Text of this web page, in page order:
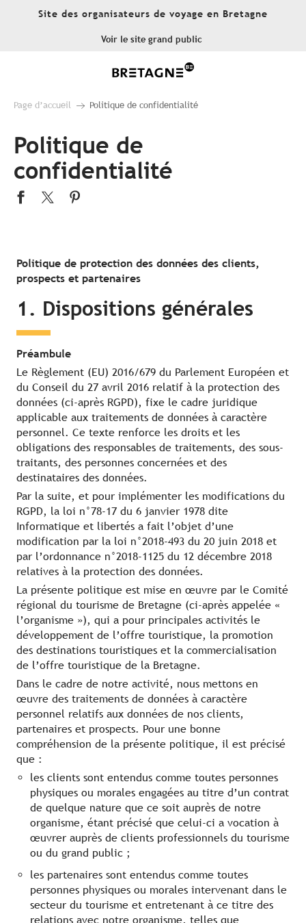
Site des organisateurs de voyage en Bretagne
Voir le site grand public
Page d’accueil Politique de confidentialité
Politique de
confidentialité
Politique de protection des données des clients,
prospects et partenaires
1. Dispositions générales
Préambule
Le Règlement (EU) 2016/679 du Parlement Européen et
du Conseil du 27 avril 2016 relatif à la protection des
données (ci-après RGPD), fixe le cadre juridique
applicable aux traitements de données à caractère
personnel. Ce texte renforce les droits et les
obligations des responsables de traitements, des sous-
traitants, des personnes concernées et des
destinataires des données.
Par la suite, et pour implémenter les modifications du
RGPD, la loi n°78-17 du 6 janvier 1978 dite
Informatique et libertés a fait l’objet d’une
modification par la loi n°2018-493 du 20 juin 2018 et
par l’ordonnance n°2018-1125 du 12 décembre 2018
relatives à la protection des données.
La présente politique est mise en œuvre par le Comité
régional du tourisme de Bretagne (ci-après appelée «
l’organisme »), qui a pour principales activités le
développement de l’offre touristique, la promotion
des destinations touristiques et la commercialisation
de l’offre touristique de la Bretagne.
Dans le cadre de notre activité, nous mettons en
œuvre des traitements de données à caractère
personnel relatifs aux données de nos clients,
partenaires et prospects. Pour une bonne
compréhension de la présente politique, il est précisé
que :
les clients sont entendus comme toutes personnes
physiques ou morales engagées au titre d’un contrat
de quelque nature que ce soit auprès de notre
organisme, étant précisé que celui-ci a vocation à
œuvrer auprès de clients professionnels du tourisme
ou du grand public ;
les partenaires sont entendus comme toutes
personnes physiques ou morales intervenant dans le
secteur du tourisme et entretenant à ce titre des
relations avec notre organisme, telles que